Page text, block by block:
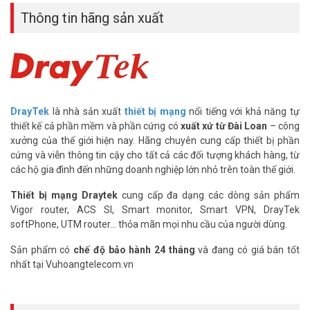
nhớ địa chỉ IP, mật khẩu của từng AP. Nếu như trước đây sự kết hợp
giữa Vigor2925 và AP800 chỉ là sự gượng ép với chỉ vài chức năng
cơ bản được hỗ trợ thì nay với AP900, APM đã hoàn hỗ trợ. Mọi
chức năng quản lý của APM đều hoạt động hoàn hảo trên AP810
VLAN
AP810 cũng hỗ trợ phát 4 SSID khác nhau. Nhờ đó bạn có thể triển
khai hệ thống mạng Wifi tích hợp VLAN, mỗi SSID phát 1 lớp mạng
khác nhau, 1 SSID cho nhân viên với mạng LAN1 được phép truy
cập vào hệ thống, 1 SSID cho khách chỉ được truy cập internet và bị
hạn chế v.v… giúp gia tăng độ bảo mật cho doanh nghiệp
Mở rộng vùng phủ sóng
AP810 được tích hợp nhiều tính năng giúp bạn mở rộng vùng phủ
sóng wifi. Nếu bạn dùng nhiều thiết bị AP810, bạn có thể dùng tính
muốn mở rộng vùng phủ sóng với Access Point hãng khác
USB Printer Server
Thông tin hãng sản xuất
DrayTek là nhà sản xuất thiết bị mạng nổi tiếng với khả năng tự
thiết kế cả phần mềm và phần cứng có xuất xứ từ Đài Loan – công
xưởng của thế giới hiện nay. Hãng chuyên cung cấp thiết bị phần
cứng và viễn thông tin cậy cho tất cả các đối tượng khách hàng, từ
các hộ gia đình đến những doanh nghiệp lớn nhỏ trên toàn thế giới.
Thiết bị mạng Draytekcung cấp đa dạng các dòng sản phẩm
Vigor router, ACS SI, Smart monitor, Smart VPN, DrayTek
softPhone, UTM router... thỏa mãn mọi nhu cầu của người dùng.
Sản phẩm có chế độ bảo hành 24 tháng và đang có giá bán tốt
nhất tại Vuhoangtelecom.vn